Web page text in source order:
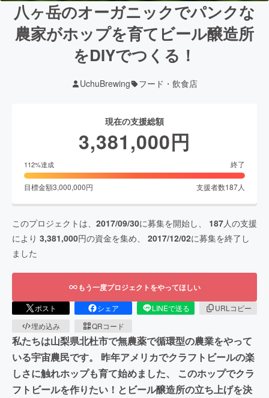
八ヶ岳のオーガニックでパンクな
農家がホップを育てビール醸造所
をDIYでつくる！
UchuBrewing フード・飲食店
現在の支援総額
3,381,000円
112%達成 終了
目標金額3,000,000円 支援者数187人
このプロジェクトは、 2017/09/30に募集を開始し、 187人の支援
により 3,381,000円の資金を集め、 2017/12/02に募集を終了し
ました
もう一度プロジェクトをやってほしい
ポスト シェア LINEで送る
URLコピー
埋め込み
QRコード
私たちは山梨県北杜市で無農薬で循環型の農業をやって
いる宇宙農民です。 昨年アメリカでクラフトビールの楽
しさに触れホップも育て始めました、 このホップでクラ
フトビールを作りたい！とビール醸造所の立ち上げを決